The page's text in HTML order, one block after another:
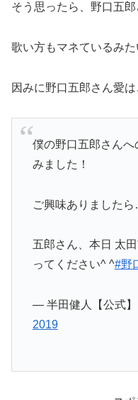
そう思ったら、野口五郎
歌い方もマネているみた
因みに野口五郎さん愛は
僕の野口五郎さん
みました！
ご興味ありました
五郎さん、本日 太
ってください^ ^#野
— 半田健人【公式
2019